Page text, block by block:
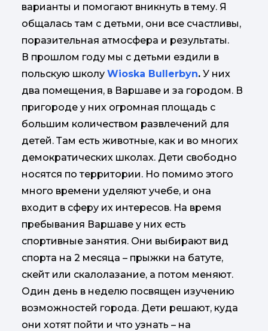
варианты и помогают вникнуть в тему. Я
общалась там с детьми, они все счастливы,
поразительная атмосфера и результаты.
В прошлом году мы с детьми ездили в
польскую школу Wioska Bullerbyn. У них
два помещения, в Варшаве и за городом. В
пригороде у них огромная площадь с
большим количеством развлечений для
детей. Там есть животные, как и во многих
демократических школах. Дети свободно
носятся по территории. Но помимо этого
много времени уделяют учебе, и она
входит в сферу их интересов. На время
пребывания Варшаве у них есть
спортивные занятия. Они выбирают вид
спорта на 2 месяца – прыжки на батуте,
скейт или скалолазание, а потом меняют.
Один день в неделю посвящен изучению
возможностей города. Дети решают, куда
они хотят пойти и что узнать – на